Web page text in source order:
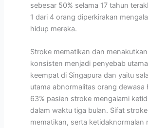
sebesar 50% selama 17 tahun
1 dari 4 orang diperkirakan
hidup mereka.
Stroke mematikan dan
konsisten menjadi penyebab
keempat di Singapura dan yaitu
utama abnormalitas orang dewasa
63% pasien stroke mengalami
dalam waktu tiga bulan. Sifat
mematikan, serta ketidaknormalan